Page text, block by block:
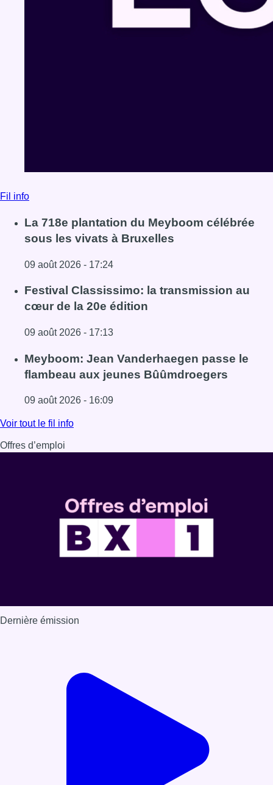
Fil info
La 718e plantation du Meyboom célébrée
sous les vivats à Bruxelles
09 août 2026 - 17:24
Lire l'article La 718e plantation du Meyboom célébrée
Festival Classissimo: la transmission au
cœur de la 20e édition
09 août 2026 - 17:13
Lire l'article Festival Classissimo: la transmission au
Meyboom: Jean Vanderhaegen passe le
flambeau aux jeunes Bûûmdroegers
09 août 2026 - 16:09
Lire l'article Meyboom: Jean Vanderhaegen passe le
Voir tout le fil info
Offres d’emploi
Dernière émission